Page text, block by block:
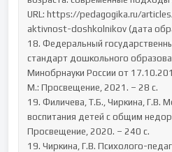
URL: https://pedagogika.ru/
aktivnost-doshkolnikov (дата
18. Федеральный
стандарт дошкольного
Минобрнауки России от
М.: Просвещение, 2021. – 28 с.
19. Филичева, Т.Б., Чиркина, Г.В.
воспитания детей с общим
Просвещение, 2020. – 240 с.
19. Чиркина, Г.В. Психолого-